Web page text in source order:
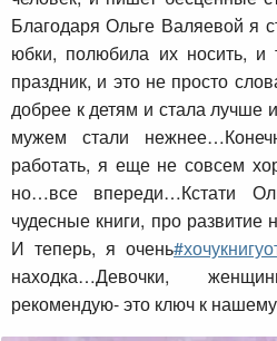
Благодаря Ольге Валяевой я
юбки, полюбила их носить, и
праздник, и это не просто
добрее к детям и стала лучше
мужем стали
работать, я еще не совсем
но…все впереди…Кстати
чудесные книги, про
И теперь, я очень
находка…Девочки,
рекомендую- это ключ к